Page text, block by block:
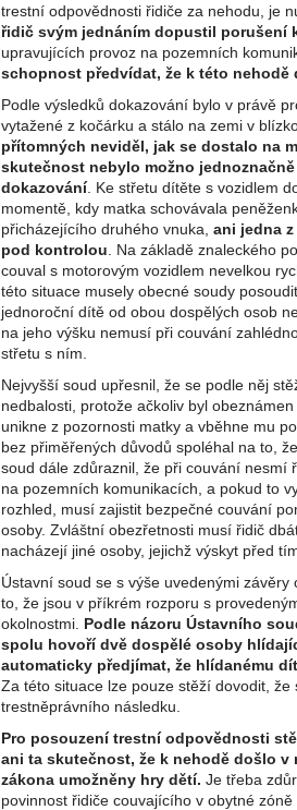
trestní odpovědnosti řidiče za nehodu, je
řidič svým jednáním dopustil porušení
upravujících provoz na pozemních
schopnost předvídat, že k této nehodě
Podle výsledků dokazování bylo v právě
vytažené z kočárku a stálo na zemi v
přítomných neviděl, jak se dostalo na
skutečnost nebylo možno
dokazování. Ke střetu dítěte s vozidlem
momentě, kdy matka schovávala
přicházejícího druhého vnuka, ani jedna
pod kontrolou . Na základě znaleckého
couval s motorovým vozidlem nevelkou
této situace musely obecné soudy
jednoroční dítě od obou dospělých osob
na jeho výšku nemusí při couvání
střetu s ním.
Nejvyšší soud upřesnil, že se podle něj
nedbalosti, protože ačkoliv byl
unikne z pozornosti matky a vběhne mu
bez přiměřených důvodů spoléhal na to,
soud dále zdůraznil, že při couvání nesmí
na pozemních komunikacích, a pokud to
rozhled, musí zajistit bezpečné couvání
osoby. Zvláštní obezřetnosti musí řidič
nacházejí jiné osoby, jejichž výskyt před
Ústavní soud se s výše uvedenými
to, že jsou v příkrém rozporu s
okolnostmi. Podle názoru Ústavního
spolu hovoří dvě dospělé osoby
automaticky předjímat, že hlídanému
Za této situace lze pouze stěží dovodit,
trestněprávního následku.
Pro posouzení trestní odpovědnosti
ani ta skutečnost, že k nehodě došlo v
zákona umožněny hry dětí. Je třeba
povinnost řidiče couvajícího v obytné